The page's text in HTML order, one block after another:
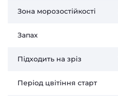
Зона морозостійкості
Запах
Підходить на зріз
Період цвітіння старт